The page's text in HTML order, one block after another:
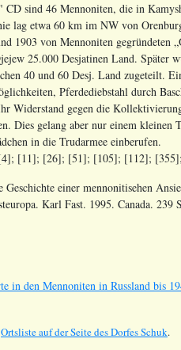
sind 46 Mennoniten, die in
lag etwa 60 km im NW von
1903 von Mennoniten
25.000 Desjatinen Land.
40 und 60 Desj. Land zugeteilt.
Pferdediebstahl durch
Widerstand gegen die
Dies gelang aber nur einem
in die Trudarmee einberufen.
[11]; [26]; [51]; [105]; [112];
einer mennonitisehen
Karl Fast. 1995. Canada. 239
in den Mennoniten in Russland bis
Ortsliste auf der Seite des DorfesSchuk.